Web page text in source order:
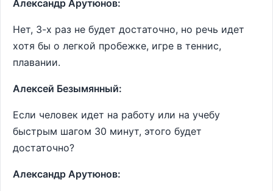
Александр Арутюнов:
Нет, 3-х раз не будет достаточно, но речь идет
хотя бы о легкой пробежке, игре в теннис,
плавании.
Алексей Безымянный:
Если человек идет на работу или на учебу
быстрым шагом 30 минут, этого будет
достаточно?
Александр Арутюнов: